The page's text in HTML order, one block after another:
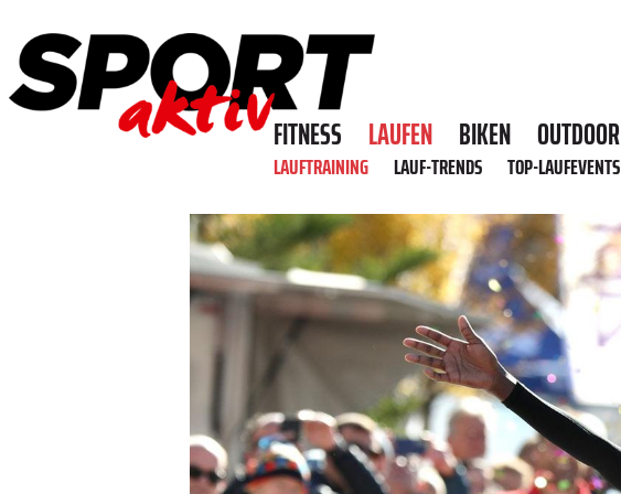
FITNESS LAUFEN BIKEN OUTDOOR
LAUFTRAINING LAUF-TRENDS TOP-LAUFEVENTS